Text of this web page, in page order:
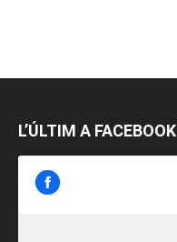
L’ÚLTIM A FACEBOOK